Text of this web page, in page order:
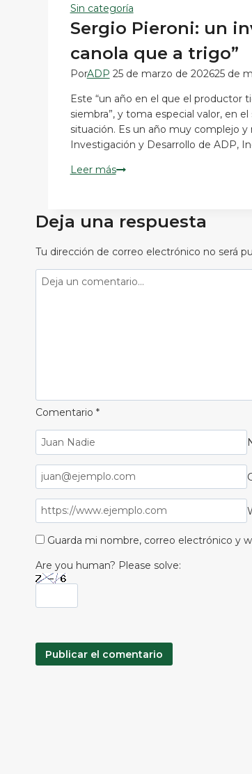
agro,
la
tecnología
y
la
Sin categoría
Sergio Pieroni: un
canola que a trigo”
PorADP 25 de marzo de 202625 de
Este “un año en el que el productor
siembra”, y toma especial valor, en
situación. Es un año muy complejo y
Investigación y Desarrollo de ADP,
Leer másSergio
que
a
Deja una respuesta
Tu dirección de correo electrónico no será
Comentario *
Guarda mi nombre, correo electrónico y
Are you human? Please solve: